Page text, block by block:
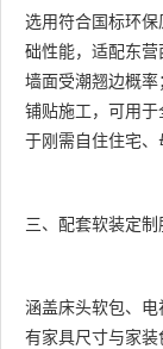
选用符合国标环
础性能，适配东
墙面受潮翘边概
铺贴施工，可用
于刚需自住住宅、
三、配套软装定制
涵盖床头软包、
有家具尺寸与家